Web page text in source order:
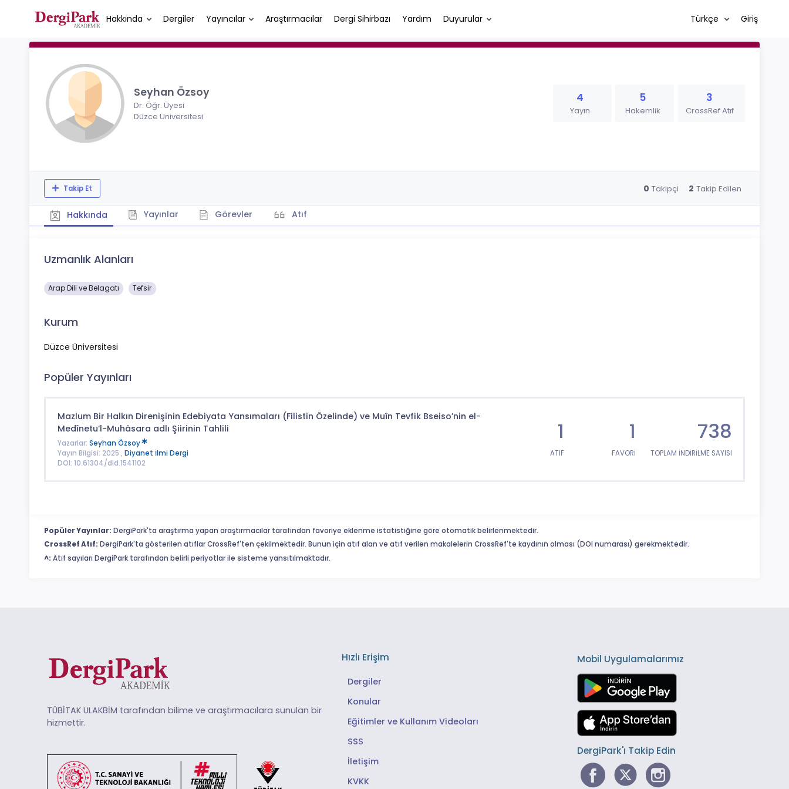
Hakkında Dergiler Yayıncılar Araştırmacılar Dergi Sihirbazı Yardım Duyurular Türkçe Giriş
Seyhan Özsoy
Dr. Öğr. Üyesi
Düzce Üniversitesi
4
Yayın
5
Hakemlik
3
CrossRef Atıf
Takip Et 0 Takipçi 2 Takip Edilen
Hakkında Yayınlar Görevler Atıf
Uzmanlık Alanları
Arap Dili ve Belagatı Tefsir
Kurum
Düzce Üniversitesi
Popüler Yayınları
Mazlum Bir Halkın Direnişinin Edebiyata Yansımaları (Filistin Özelinde) ve Muîn Tevfik Bseiso’nin el-
Medînetu’l-Muhâsara adlı Şiirinin Tahlili
Yazarlar: Seyhan Özsoy
Yayın Bilgisi: 2025 , Diyanet İlmi Dergi
DOI: 10.61304/did.1541102
1
ATIF
1
FAVORİ
738
TOPLAM İNDİRİLME SAYISI
Popüler Yayınlar: DergiPark'ta araştırma yapan araştırmacılar tarafından favoriye eklenme istatistiğine göre otomatik belirlenmektedir.
CrossRef Atıf: DergiPark'ta gösterilen atıflar CrossRef'ten çekilmektedir. Bunun için atıf alan ve atıf verilen makalelerin CrossRef'te kaydının olması (DOI numarası) gerekmektedir.
^: Atıf sayıları DergiPark tarafından belirli periyotlar ile sisteme yansıtılmaktadır.
TÜBİTAK ULAKBİM tarafından bilime ve araştırmacılara sunulan bir
hizmettir.
Hızlı Erişim
Dergiler
Konular
Eğitimler ve Kullanım Videoları
SSS
İletişim
KVKK
Mobil Uygulamalarımız
DergiPark'ı Takip Edin